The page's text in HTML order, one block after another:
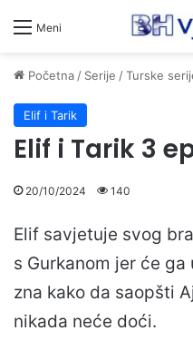
Meni
Početna/ Serije /Turske
Elif i Tarik
Elif i Tarik 3
20/10/2024 140
Elif savjetuje svog
s Gurkanom jer će
zna kako da saopšti
nikada neće doći.